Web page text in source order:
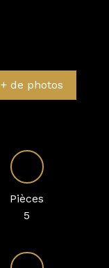
+ de photos
Pièces
5